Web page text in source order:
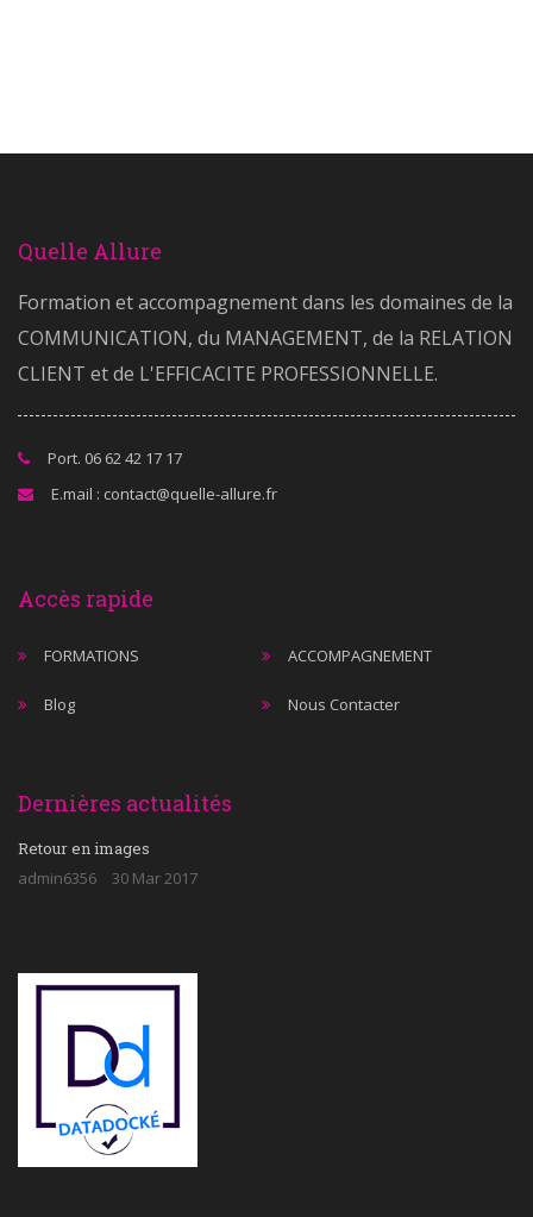
Quelle Allure
Formation et accompagnement dans les domaines de la
COMMUNICATION, du MANAGEMENT, de la RELATION
CLIENT et de L'EFFICACITE PROFESSIONNELLE.
Port. 06 62 42 17 17
E.mail : contact@quelle-allure.fr
Accès rapide
FORMATIONS ACCOMPAGNEMENT
Blog Nous Contacter
Dernières actualités
Retour en images
admin6356
30 Mar 2017